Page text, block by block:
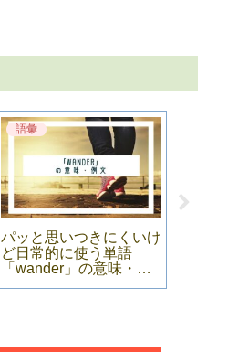
語彙
パッと思いつきにくいけ
ど日常的に使う単語
「wander」の意味・例